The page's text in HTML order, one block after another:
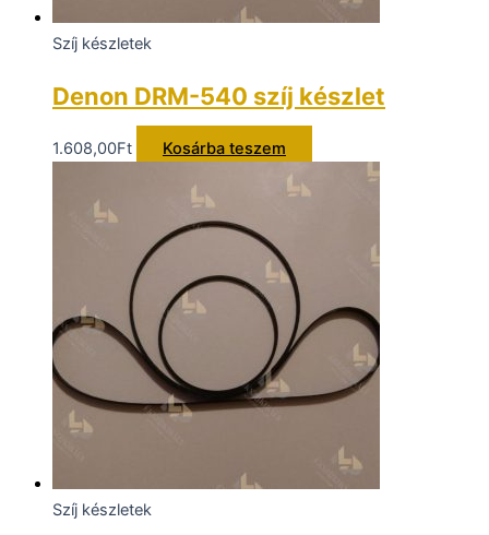
Szíj készletek
Denon DRM-540 szíj készlet
1.608,00Ft Kosárba teszem
Szíj készletek